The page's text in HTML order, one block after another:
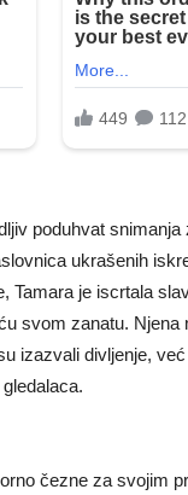
poduhvat
ukrašenih
Tamara je iscrtala
svom zanatu.
izazvali divljenje,
čezne za svojim